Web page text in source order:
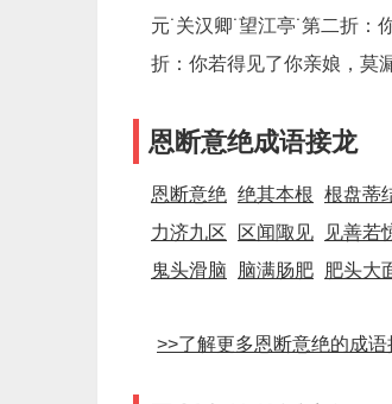
元˙关汉卿˙望江亭˙第二折：
折：你若得见了你亲娘，莫
恩断意绝成语接龙
恩断意绝 绝其本根 根盘蒂
力济九区
区闻陬见 见善若
鬼头滑脑
脑满肠肥 肥头大
>>了解更多恩断意绝的成语